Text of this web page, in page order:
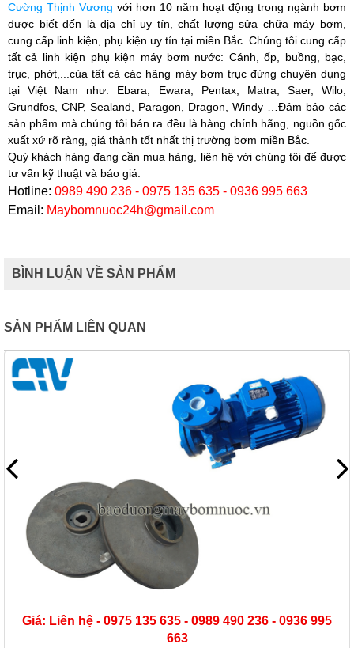
Cường Thịnh Vương với hơn 10 năm hoạt động trong ngành bơm
được biết đến là địa chỉ uy tín, chất lượng sửa chữa máy bơm,
cung cấp linh kiện, phụ kiện uy tín tại miền Bắc. Chúng tôi cung cấp
tất cả linh kiện phụ kiện máy bơm nước: Cánh, ốp, buồng, bạc,
trục, phớt,...của tất cả các hãng máy bơm trục đứng chuyên dụng
tại Việt Nam như: Ebara, Ewara, Pentax, Matra, Saer, Wilo,
Grundfos, CNP, Sealand, Paragon, Dragon, Windy …Đảm bảo các
sản phẩm mà chúng tôi bán ra đều là hàng chính hãng, nguồn gốc
xuất xứ rõ ràng, giá thành tốt nhất thị trường bơm miền Bắc.
Quý khách hàng đang cần mua hàng, liên hệ với chúng tôi để được
tư vấn kỹ thuật và báo giá:
Hotline: 0989 490 236 - 0975 135 635 - 0936 995 663
Email: Maybomnuoc24h@gmail.com
BÌNH LUẬN VỀ SẢN PHẨM
SẢN PHẨM LIÊN QUAN
135 635 - 0989 490 236 - 0936 995